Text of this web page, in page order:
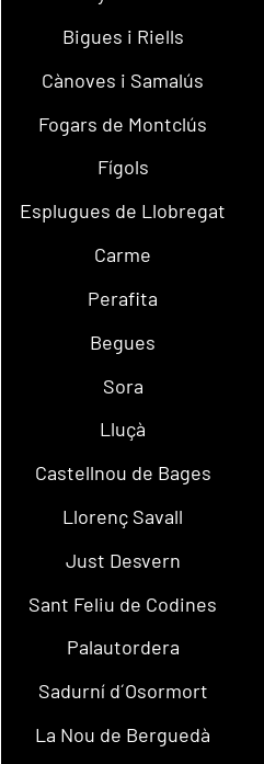
Bigues i Riells
Cànoves i Samalús
Fogars de Montclús
Fígols
Esplugues de Llobregat
Carme
Perafita
Begues
Sora
Lluçà
Castellnou de Bages
Llorenç Savall
Just Desvern
Sant Feliu de Codines
Palautordera
Sadurní d´Osormort
La Nou de Berguedà